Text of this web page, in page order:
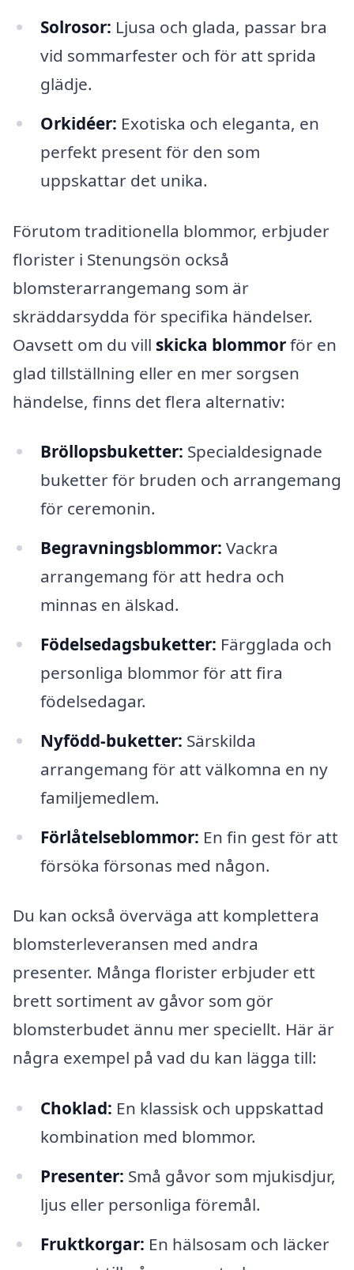
Solrosor: Ljusa och glada, passar bra
vid sommarfester och för att sprida
glädje.
Orkidéer: Exotiska och eleganta, en
perfekt present för den som
uppskattar det unika.
Förutom traditionella blommor, erbjuder
florister i Stenungsön också
blomsterarrangemang som är
skräddarsydda för specifika händelser.
Oavsett om du vill skicka blommorför en
glad tillställning eller en mer sorgsen
händelse, finns det flera alternativ:
Bröllopsbuketter: Specialdesignade
buketter för bruden och arrangemang
för ceremonin.
Begravningsblommor: Vackra
arrangemang för att hedra och
minnas en älskad.
Födelsedagsbuketter: Färgglada och
personliga blommor för att fira
födelsedagar.
Nyfödd-buketter: Särskilda
arrangemang för att välkomna en ny
familjemedlem.
Förlåtelseblommor: En fin gest för att
försöka försonas med någon.
Du kan också överväga att komplettera
blomsterleveransen med andra
presenter. Många florister erbjuder ett
brett sortiment av gåvor som gör
blomsterbudet ännu mer speciellt. Här är
några exempel på vad du kan lägga till:
Choklad: En klassisk och uppskattad
kombination med blommor.
Presenter: Små gåvor som mjukisdjur,
ljus eller personliga föremål.
Fruktkorgar: En hälsosam och läcker